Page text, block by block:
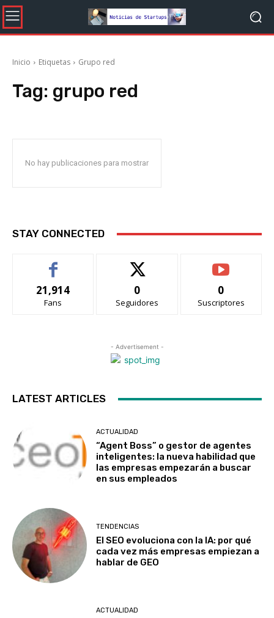
Inicio Etiquetas Grupo red
Tag: grupo red
No hay publicaciones para mostrar
STAY CONNECTED
21,914
Fans
0
Seguidores
0
Suscriptores
- Advertisement -
LATEST ARTICLES
ACTUALIDAD
“Agent Boss” o gestor de agentes
inteligentes: la nueva habilidad que
las empresas empezarán a buscar
en sus empleados
TENDENCIAS
El SEO evoluciona con la IA: por qué
cada vez más empresas empiezan a
hablar de GEO
ACTUALIDAD